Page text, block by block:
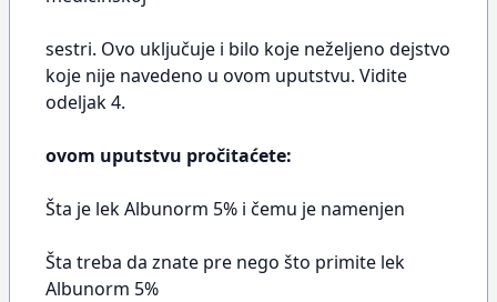
sestri. Ovo uključuje i bilo koje neželjeno dejstvo
koje nije navedeno u ovom uputstvu. Vidite
odeljak 4.
ovom uputstvu pročitaćete:
Šta je lek Albunorm 5% i čemu je namenjen
Šta treba da znate pre nego što primite lek
Albunorm 5%